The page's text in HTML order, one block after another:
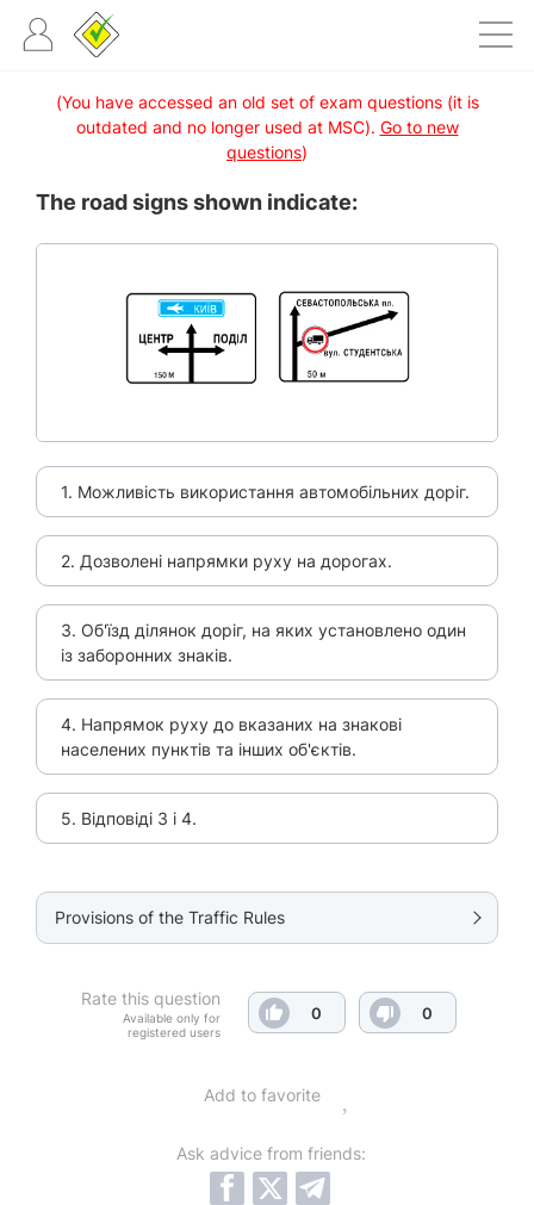
(You have accessed an old set of exam questions (it is
outdated and no longer used at MSC). Go to new
questions)
The road signs shown indicate:
1. Можливість використання автомобільних доріг.
2. Дозволені напрямки руху на дорогах.
3. Об'їзд ділянок доріг, на яких установлено один
із заборонних знаків.
4. Напрямок руху до вказаних на знакові
населених пунктів та інших об'єктів.
5. Відповіді 3 і 4.
Provisions of the Traffic Rules
Rate this question
Available only for
registered users
0 0
Add to favorite
Ask advice from friends: